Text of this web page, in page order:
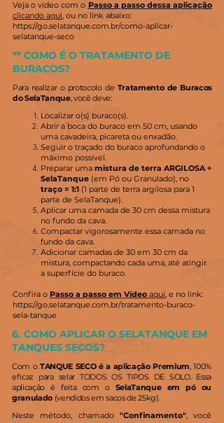
Veja o vídeo com o Passo a passo dessa aplicação
clicando aqui , ou no link abaixo:
https://go.selatanque.com.br/como-aplicar-
selatanque-seco
** COMO É O TRATAMENTO DE
BURACOS?
Para realizar o protocolo de Tratamento de Buracos
do SelaTanque, você deve:
Localizar o(s) buraco(s).
Abrir a boca do buraco em 50 cm, usando
uma cavadeira, picareta ou enxadão.
Seguir o traçado do buraco aprofundando o
máximo possível.
Preparar uma mistura de terra ARGILOSA +
SelaTanque (em Pó ou Granulado), no
traço = 1:1 (1 parte de terra argilosa para 1
parte de SelaTanque).
Aplicar uma camada de 30 cm dessa mistura
no fundo da cava.
Compactar vigorosamente essa camada no
fundo da cava.
Adicionar camadas de 30 em 30 cm da
mistura, compactando cada uma, até atingir
a superfície do buraco.
Confira o Passo a passo em Vídeo aqui , e no link:
https://go.selatanque.com.br/tratamento-buraco-
sela-tanque
6. COMO APLICAR O SELATANQUE EM
TANQUES SECOS?
Com o TANQUE SECO é a aplicação Premium , 100%
eficaz para selar TODOS OS TIPOS DE SOLO. Essa
aplicação é feita com o SelaTanque em pó ou
granulado (vendidos em sacos de 25kg).
Neste método, chamado "Confinamento", você